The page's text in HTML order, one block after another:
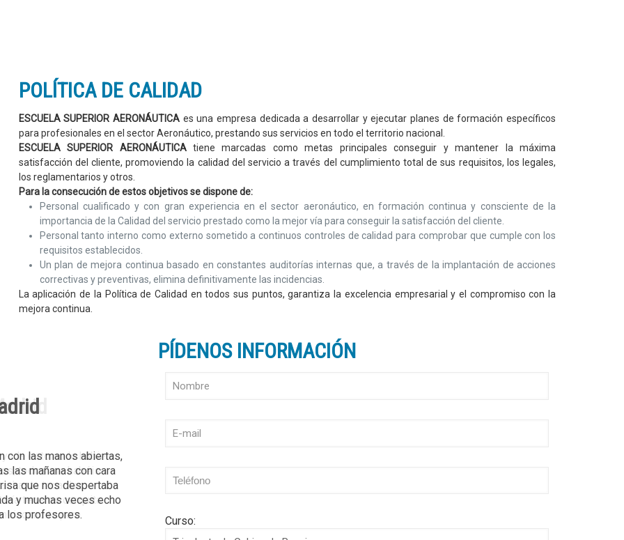
POLÍTICA DE CALIDAD
ESCUELA SUPERIOR AERONÁUTICA es una empresa dedicada a desarrollar y ejecutar planes de formación específicos
para profesionales en el sector Aeronáutico, prestando sus servicios en todo el territorio nacional.
ESCUELA SUPERIOR AERONÁUTICAtiene marcadas como metas principales conseguir y mantener la máxima
satisfacción del cliente, promoviendo la calidad del servicio a través del cumplimiento total de sus requisitos, los legales,
los reglamentarios y otros.
Para la consecución de estos objetivos se dispone de:
Personal cualificado y con gran experiencia en el sector aeronáutico, en formación continua y consciente de la
importancia de la Calidad del servicio prestado como la mejor vía para conseguir la satisfacción del cliente.
Personal tanto interno como externo sometido a continuos controles de calidad para comprobar que cumple con los
requisitos establecidos.
Un plan de mejora continua basado en constantes auditorías internas que, a través de la implantación de acciones
correctivas y preventivas, elimina definitivamente las incidencias.
La aplicación de la Política de Calidad en todos sus puntos, garantiza la excelencia empresarial y el compromiso con la
mejora continua.
esto no lo hubiera
todos me habéis
hasta tocar las
teneros cerquita
rinconcito para
PÍDENOS INFORMACIÓN
Curso: